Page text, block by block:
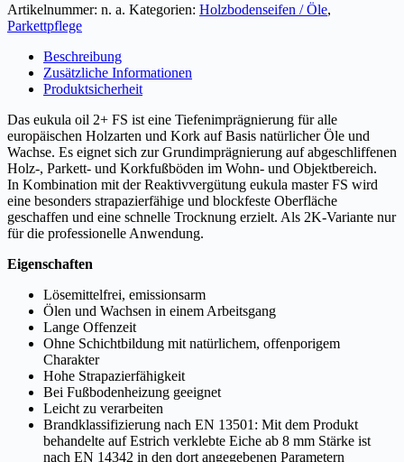
Artikelnummer: n. a. Kategorien: Holzbodenseifen / Öle,
Parkettpflege
Beschreibung
Zusätzliche Informationen
Produktsicherheit
Das eukula oil 2+ FS ist eine Tiefenimprägnierung für alle
europäischen Holzarten und Kork auf Basis natürlicher Öle und
Wachse. Es eignet sich zur Grundimprägnierung auf abgeschliffenen
Holz-, Parkett- und Korkfußböden im Wohn- und Objektbereich.
In Kombination mit der Reaktivvergütung eukula master FS wird
eine besonders strapazierfähige und blockfeste Oberfläche
geschaffen und eine schnelle Trocknung erzielt. Als 2K-Variante nur
für die professionelle Anwendung.
Eigenschaften
Lösemittelfrei, emissionsarm
Ölen und Wachsen in einem Arbeitsgang
Lange Offenzeit
Ohne Schichtbildung mit natürlichem, offenporigem
Charakter
Hohe Strapazierfähigkeit
Bei Fußbodenheizung geeignet
Leicht zu verarbeiten
Brandklassifizierung nach EN 13501: Mit dem Produkt
behandelte auf Estrich verklebte Eiche ab 8 mm Stärke ist
nach EN 14342 in den dort angegebenen Parametern